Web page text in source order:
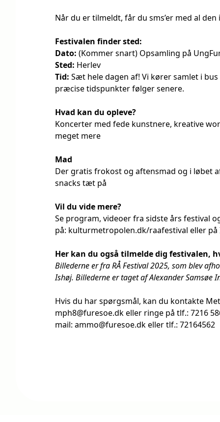
Når du er tilmeldt, får du sms’er med al
Festivalen finder sted:
Dato: (Kommer snart) Opsamling på
Sted: Herlev
Tid: Sæt hele dagen af! Vi kører samlet i
præcise tidspunkter følger senere.
Hvad kan du opleve?
Koncerter med fede kunstnere, kreative
meget mere
Mad
Der gratis frokost og aftensmad og i løbet
snacks tæt på
Vil du vide mere?
Se program, videoer fra sidste års festival
på: kulturmetropolen.dk/raafestival eller
Her kan du også tilmelde dig festivalen,
Billederne er fra RÅ Festival 2025, som blev
Ishøj. Billederne er taget af Alexander Samsøe
Hvis du har spørgsmål, kan du kontakte
mph8@furesoe.dk eller ringe på tlf.: 7216
mail: ammo@furesoe.dkeller tlf.: 72164562